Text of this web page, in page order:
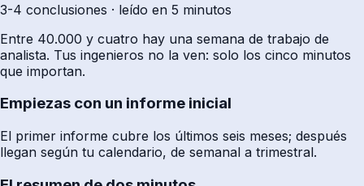
3-4 conclusiones · leído en 5 minutos
Entre 40.000 y cuatro hay una semana de trabajo de
analista. Tus ingenieros no la ven: solo los cinco minutos
que importan.
Empiezas con un informe inicial
El primer informe cubre los últimos seis meses; después
llegan según tu calendario, de semanal a trimestral.